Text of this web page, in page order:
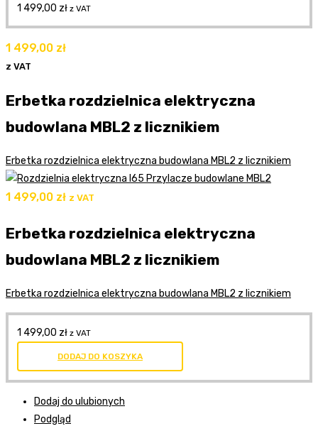
1 499,00 zł z VAT
1 499,00 zł
z VAT
Erbetka rozdzielnica elektryczna
budowlana MBL2 z licznikiem
Erbetka rozdzielnica elektryczna budowlana MBL2 z licznikiem
1 499,00 zł z VAT
Erbetka rozdzielnica elektryczna
budowlana MBL2 z licznikiem
Erbetka rozdzielnica elektryczna budowlana MBL2 z licznikiem
1 499,00 zł z VAT
DODAJ DO KOSZYKA
Dodaj do ulubionych
Podgląd